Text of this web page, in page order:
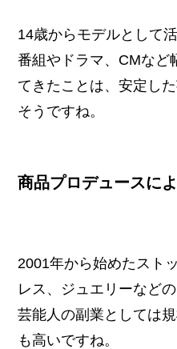
14歳からモデルとして
番組やドラマ、CMなど
てきたことは、安定し
そうですね。
商品プロデュースに
2001年から始めたスト
レス、ジュエリーなど
芸能人の副業としては
も高いですね。